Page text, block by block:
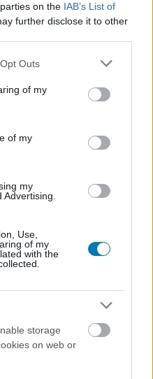
on the IAB’s List of
further disclose it to other
uses one or more Google
You may click to
and its third-party tags to
purposes in below Google
Outs
of my
of my
my
Use,
of my
with the
storage
on web or
fel a Predator: Badlands
egy izgalmas crossover